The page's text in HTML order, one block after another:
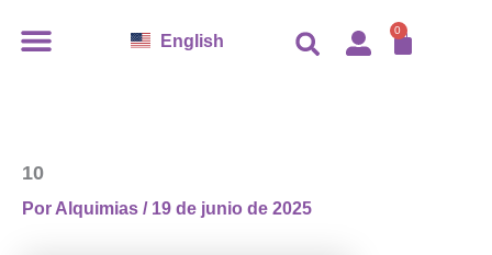
English 0
10
Por Alquimias / 19 de junio de 2025